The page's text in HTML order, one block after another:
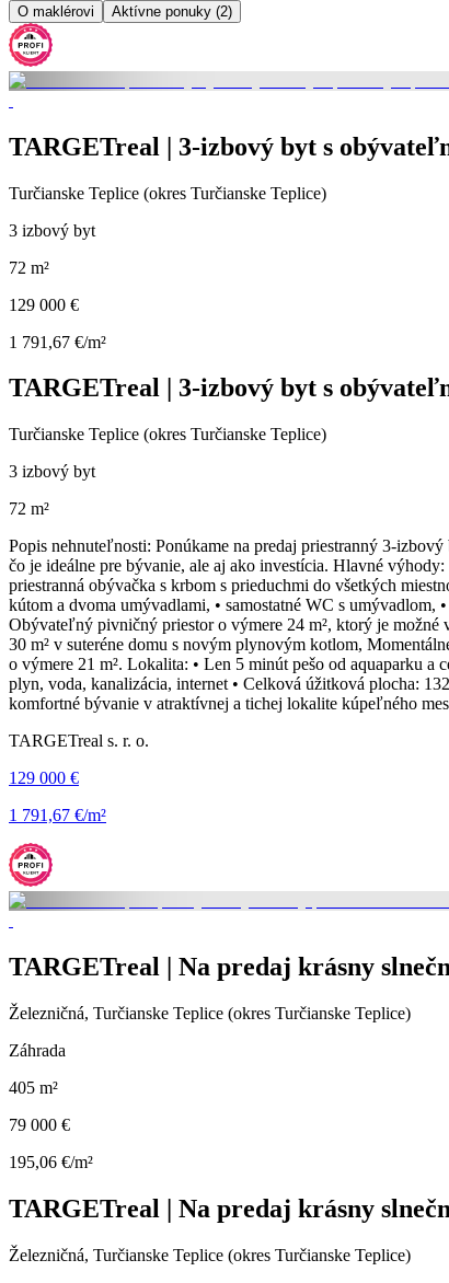
O maklérovi Aktívne ponuky (2)
TARGETreal | 3-izbový byt s
Turčianske Teplice (okres Turčianske Teplice)
3 izbový byt
72 m²
129 000 €
1 791,67 €/m²
TARGETreal | 3-izbový byt s
Turčianske Teplice (okres Turčianske Teplice)
3 izbový byt
72 m²
Popis nehnuteľnosti: Ponúkame na predaj priestranný 3-
čo je ideálne pre bývanie, ale aj ako investícia. Hlavné
priestranná obývačka s krbom s prieduchmi do všetkých
kútom a dvoma umývadlami, • samostatné WC s
Obývateľný pivničný priestor o výmere 24 m², ktorý je
30 m² v suteréne domu s novým plynovým kotlom,
o výmere 21 m². Lokalita: • Len 5 minút pešo od aquaparku a
plyn, voda, kanalizácia, internet • Celková úžitková plocha:
komfortné bývanie v atraktívnej a tichej lokalite kúpeľného
TARGETreal s. r. o.
129 000 €
1 791,67 €/m²
TARGETreal | Na predaj krásny
Železničná, Turčianske Teplice (okres Turčianske Teplice)
Záhrada
405 m²
79 000 €
195,06 €/m²
TARGETreal | Na predaj krásny
Železničná, Turčianske Teplice (okres Turčianske Teplice)